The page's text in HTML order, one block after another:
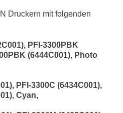
Druckern mit folgenden
PFI-3300PBK
(6444C001), Photo
PFI-3300C (6434C001),
Cyan,